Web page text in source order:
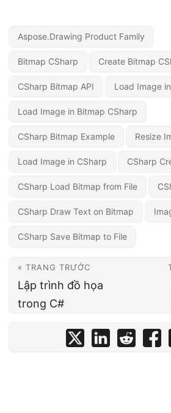
Aspose.Drawing Product Family
Bitmap CSharp Create Bitmap
CSharp Bitmap API Load Image
Load Image in Bitmap CSharp
CSharp Bitmap Example Resize
Load Image in CSharp CSharp
CSharp Load Bitmap from File
CSharp Draw Text on Bitmap
CSharp Save Bitmap to File
« TRANG TRƯỚC
Lập trình đồ họa
trong C#